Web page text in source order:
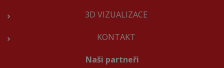
3D VIZUALIZACE
KONTAKT
Naši partneři